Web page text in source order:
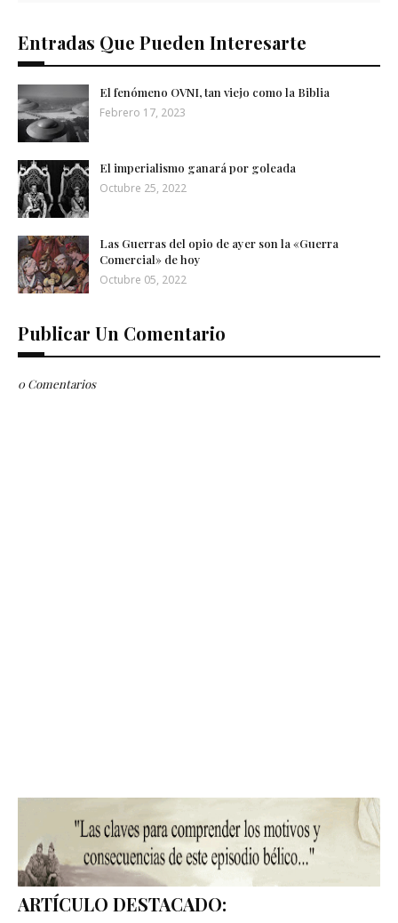
Entradas Que Pueden Interesarte
El fenómeno OVNI, tan viejo como la Biblia
Febrero 17, 2023
El imperialismo ganará por goleada
Octubre 25, 2022
Las Guerras del opio de ayer son la «Guerra
Comercial» de hoy
Octubre 05, 2022
Publicar Un Comentario
0 Comentarios
ARTÍCULO DESTACADO: